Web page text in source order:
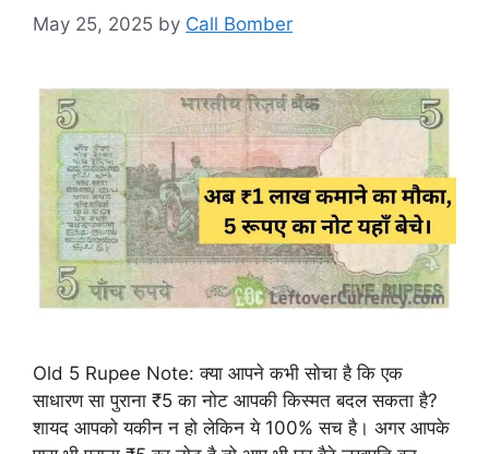
May 25, 2025 by Call Bomber
Old 5 Rupee Note: क्या आपने कभी सोचा है कि एक
साधारण सा पुराना ₹5 का नोट आपकी किस्मत बदल सकता है?
शायद आपको यकीन न हो लेकिन ये 100% सच है। अगर आपके